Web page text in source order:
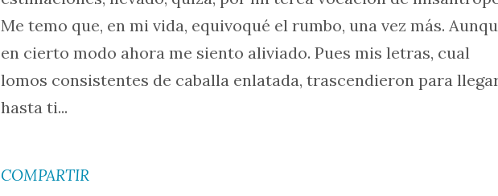
Me temo que, en mi vida, equivoqué el rumbo, una vez más.
en cierto modo ahora me siento aliviado. Pues mis letras, cual
lomos consistentes de caballa enlatada, trascendieron para
hasta ti...
COMPARTIR